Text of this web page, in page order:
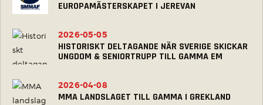
EUROPAMÄSTERSKAPET I JEREVAN
HISTORISKT DELTAGANDE NÄR SVERIGE SKICKAR
UNGDOM & SENIORTRUPP TILL GAMMA EM
2026-05-05
MMA LANDSLAGET TILL GAMMA I GREKLAND
2026-04-08